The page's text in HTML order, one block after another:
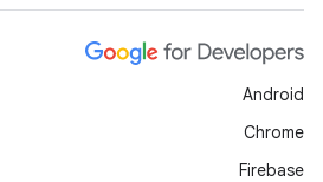
Android
Chrome
Firebase